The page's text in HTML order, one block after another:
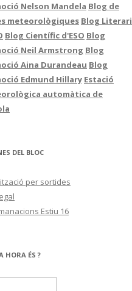
Nelson Mandela Blog de
meteorològiques Blog Literari
Blog Científic d'ESO Blog
Neil Armstrong Blog
Aina Durandeau Blog
Edmund Hillary Estació
automàtica de
DEL BLOC
per sortides
Estiu 16
HORA ÉS ?